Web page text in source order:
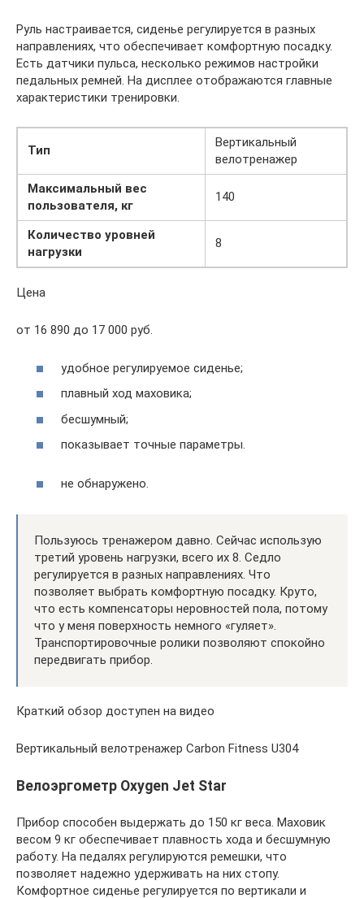
Руль настраивается, сиденье регулируется в разных
направлениях, что обеспечивает комфортную посадку.
Есть датчики пульса, несколько режимов настройки
педальных ремней. На дисплее отображаются главные
характеристики тренировки.
Тип
Вертикальный
велотренажер
Максимальный вес
пользователя, кг
140
Количество уровней
нагрузки
8
Цена
от 16 890 до 17 000 руб.
удобное регулируемое сиденье;
плавный ход маховика;
бесшумный;
показывает точные параметры.
не обнаружено.
Пользуюсь тренажером давно. Сейчас использую
третий уровень нагрузки, всего их 8. Седло
регулируется в разных направлениях. Что
позволяет выбрать комфортную посадку. Круто,
что есть компенсаторы неровностей пола, потому
что у меня поверхность немного «гуляет».
Транспортировочные ролики позволяют спокойно
передвигать прибор.
Краткий обзор доступен на видео
Вертикальный велотренажер Carbon Fitness U304
Велоэргометр Oxygen Jet Star
Прибор способен выдержать до 150 кг веса. Маховик
весом 9 кг обеспечивает плавность хода и бесшумную
работу. На педалях регулируются ремешки, что
позволяет надежно удерживать на них стопу.
Комфортное сиденье регулируется по вертикали и